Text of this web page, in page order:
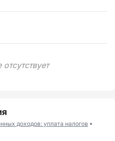
доходов: уплата налогов